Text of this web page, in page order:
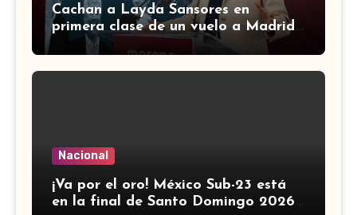
Cachan a Layda Sansores en
primera clase de un vuelo a Madrid;
usuarios de redes le recuerdan
Nacional
¡Va por el oro! México Sub-23 está
en la final de Santo Domingo 2026